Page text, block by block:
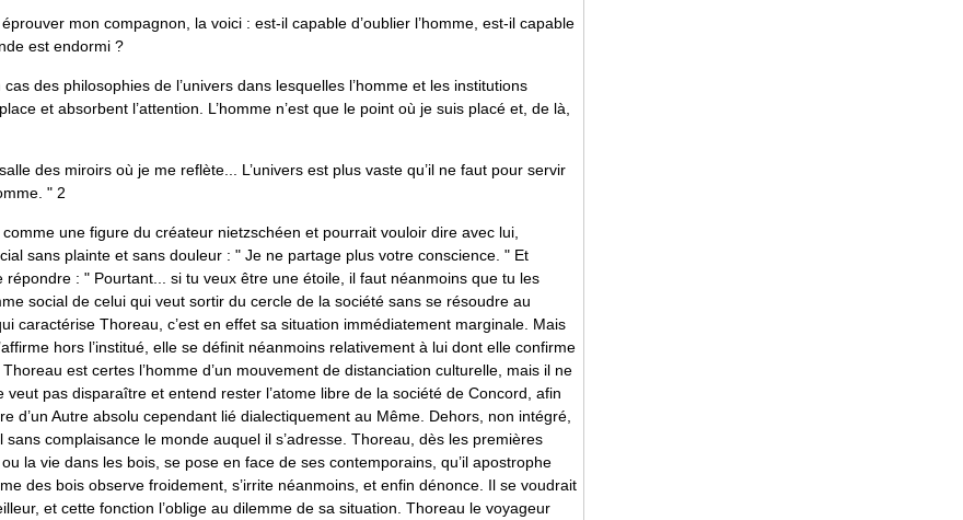
mon compagnon, la voici : est-il capable d’oublier l’homme, est-il capable
est endormi ?
des philosophies de l’univers dans lesquelles l’homme et les institutions
et absorbent l’attention. L’homme n’est que le point où je suis placé et, de là,
des miroirs où je me reflète... L’univers est plus vaste qu’il ne faut pour servir
" 2
une figure du créateur nietzschéen et pourrait vouloir dire avec lui,
sans plainte et sans douleur : " Je ne partage plus votre conscience. " Et
répondre : " Pourtant... si tu veux être une étoile, il faut néanmoins que tu les
social de celui qui veut sortir du cercle de la société sans se résoudre au
caractérise Thoreau, c’est en effet sa situation immédiatement marginale. Mais
hors l’institué, elle se définit néanmoins relativement à lui dont elle confirme
est certes l’homme d’un mouvement de distanciation culturelle, mais il ne
veut pas disparaître et entend rester l’atome libre de la société de Concord, afin
d’un Autre absolu cependant lié dialectiquement au Même. Dehors, non intégré,
sans complaisance le monde auquel il s’adresse. Thoreau, dès les premières
la vie dans les bois, se pose en face de ses contemporains, qu’il apostrophe
des bois observe froidement, s’irrite néanmoins, et enfin dénonce. Il se voudrait
et cette fonction l’oblige au dilemme de sa situation. Thoreau le voyageur